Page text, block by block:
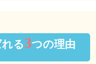
る3つの理由